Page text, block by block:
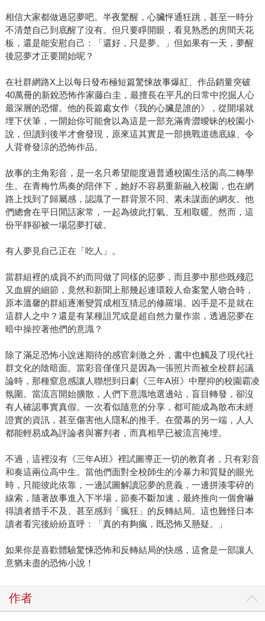
相信大家都做過惡夢吧。半夜驚醒，心臟怦通狂跳，甚至一時分
不清楚自己到底醒了沒有。但只要睜開眼，看見熟悉的房間天花
板，還是能安慰自己：「還好，只是夢。」但如果有一天，夢醒
後惡夢才正要開始呢？
在社群網路X上以每日發布極短篇驚悚故事爆紅、作品銷量突破
40萬冊的新銳恐怖作家藤白圭，最擅長在平凡的日常中挖掘人心
最深層的恐懼。他的長篇處女作《我的心臟是誰的》，從開場就
埋下伏筆，一開始你可能會以為這是一部充滿青澀曖昧的校園小
說，但讀到後半才會發現，原來這其實是一部挑戰道德底線、令
人背脊發涼的恐怖作品。
故事的主角彩音，是一名只希望能度過普通校園生活的高二轉學
生。在青梅竹馬奏的陪伴下，她好不容易重新融入校園，也在網
路上找到了歸屬感，認識了一群背景不同、素未謀面的網友。他
們總會在平日閒話家常，一起為彼此打氣、互相取暖。然而，這
份平靜卻被一場惡夢打破。
有人夢見自己正在「吃人」。
當群組裡的成員不約而同做了同樣的惡夢，而且夢中那些既殘忍
又血腥的細節，竟然和新聞上那幾起連環殺人命案驚人吻合時，
原本溫馨的群組逐漸變質成相互猜忌的修羅場。凶手是不是就在
這群人之中？還是有某種詛咒或是超自然力量作祟，透過惡夢在
暗中操控著他們的意識？
除了滿足恐怖小說迷期待的感官刺激之外，書中也觸及了現代社
群文化的陰暗面。當彩音僅僅只是因為一張照片而被全校群起議
論時，那種窒息感讓人聯想到日劇《三年A班》中壓抑的校園霸凌
氛圍。當流言開始擴散，人們下意識地選邊站，盲目轉發，卻沒
有人確認事實真假。一次看似隨意的分享，都可能成為散布未經
證實的資訊，甚至傷害他人隱私的推手。在螢幕的另一端，人人
都能輕易成為評論者與審判者，而真相早已被流言掩埋。
不過，這裡沒有《三年A班》裡試圖導正一切的教育者，只有彩音
和奏這兩位高中生。當他們面對全校師生的冷暴力和質疑的眼光
時，只能彼此依靠，一邊試圖解讀惡夢的意義，一邊拼湊零碎的
線索，隨著故事進入下半場，節奏不斷加速，最終推向一個會嚇
得讀者措手不及、甚至感到「瘋狂」的反轉結局。這也難怪日本
讀者看完後紛紛直呼：「真的有夠瘋，既恐怖又懸疑。」
如果你是喜歡體驗驚悚恐怖和反轉結局的快感，這會是一部讓人
意猶未盡的恐怖小說！
作者